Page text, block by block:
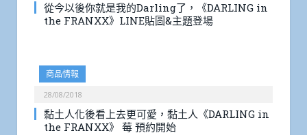
從今以後你就是我的Darling了，《DARLING in
the FRANXX》LINE貼圖&主題登場
商品情報
28/08/2018
黏土人化後看上去更可愛，黏土人《DARLING in
the FRANXX》 莓 預約開始